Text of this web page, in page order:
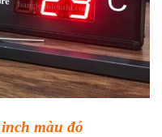
màu đỏ